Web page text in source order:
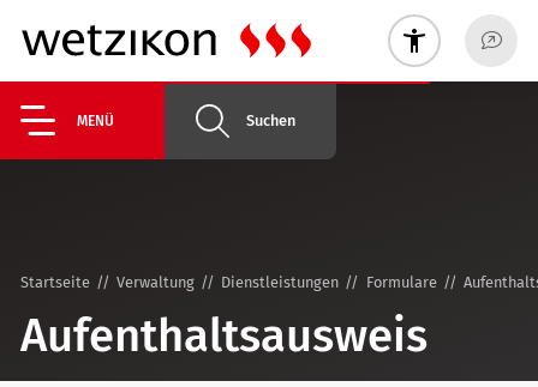
MENÜ Suchen
Startseite Verwaltung Dienstleistungen Formulare
Aufenthaltsausweis